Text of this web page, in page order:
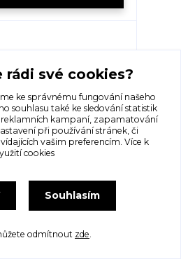
vršek... VEL-XS
95 Kč
rádi své cookies?
ke správnému fungování našeho
souhlasu také ke sledování statistik
kampaní, zapamatování
při používání stránek, či
vašim preferencím. Více k
cookies
Souhlasím
odmítnout zde